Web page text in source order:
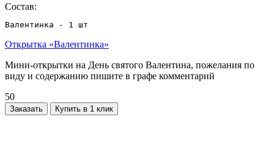
Состав:
Валентинка - 1 шт
Открытка «Валентинка»
Мини-открытки на День святого Валентина, пожелания по
виду и содержанию пишите в графе комментарий
50
Заказать Купить в 1 клик